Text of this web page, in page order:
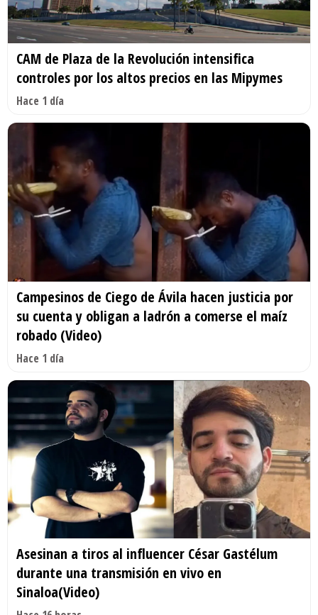
CAM de Plaza de la Revolución intensifica
controles por los altos precios en las Mipymes
Hace 1 día
Campesinos de Ciego de Ávila hacen justicia por
su cuenta y obligan a ladrón a comerse el maíz
robado (Video)
Hace 1 día
Asesinan a tiros al influencer César Gastélum
durante una transmisión en vivo en
Sinaloa(Video)